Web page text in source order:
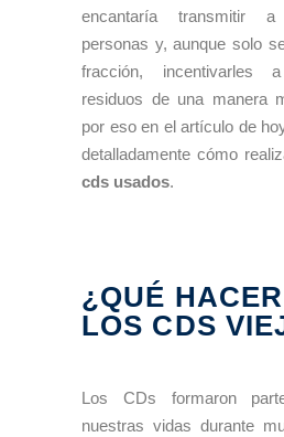
encantaría transmitir
personas y, aunque solo
fracción, incentivarles
residuos de una manera
por eso en el artículo de
detalladamente cómo
cds usados.
¿QUÉ
LOS CDS
Los CDs formaron
nuestras vidas durante